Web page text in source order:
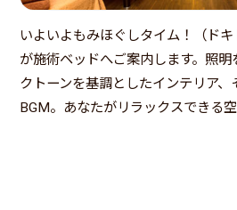
いよいよもみほぐしタイム！（ド
が施術ベッドへご案内します。照
クトーンを基調としたインテリア
BGM。あなたがリラックスできる